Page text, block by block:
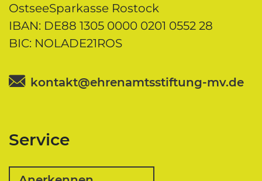
OstseeSparkasse Rostock
IBAN: DE88 1305 0000 0201 0552 28
BIC: NOLADE21ROS
kontakt@ehrenamtsstiftung-mv.de
Service